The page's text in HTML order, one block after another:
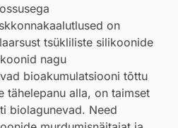
on
tsükliliste silikoonide
nagu
bioakumulatsiooni tõttu
tähelepanu alla, on taimset
biolagunevad. Need